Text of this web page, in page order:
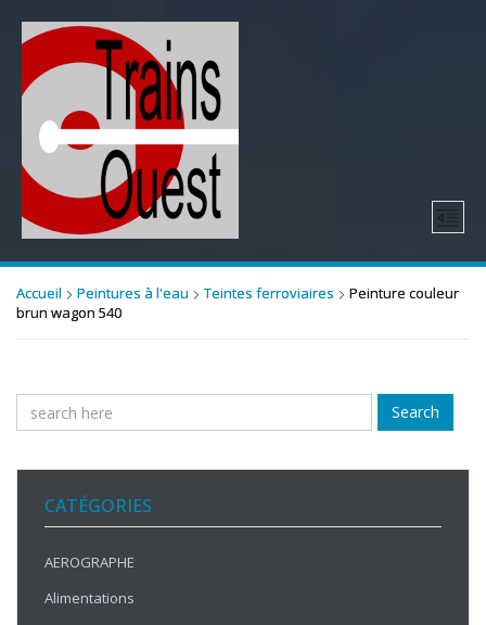
Accueil Peintures à l'eau Teintes ferroviaires
Peinture couleur
brun wagon 540
Search
CATÉGORIES
AEROGRAPHE
Alimentations